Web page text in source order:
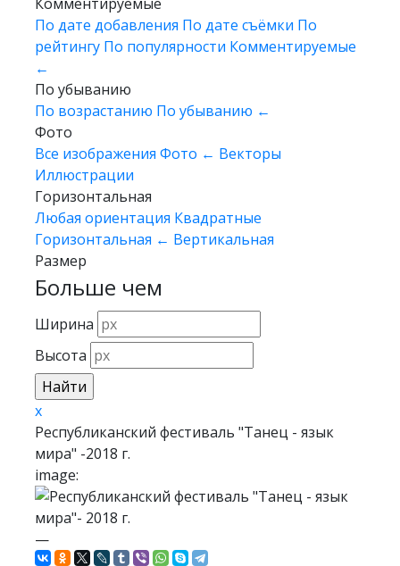
По дате добавления По дате съёмки По
рейтингу По популярности Комментируемые
←
По убыванию
По возрастанию По убыванию ←
Фото
Все изображенияФото ← Векторы
Иллюстрации
Горизонтальная
Любая ориентация Квадратные
Горизонтальная ← Вертикальная
Размер
Больше чем
Ширина
Высота
x
Республиканский фестиваль "Танец - язык
мира" -2018 г.
image:
—